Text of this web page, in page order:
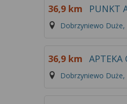
36,9 km PUNKT
Dobrzyniewo Duże,
36,9 km APTEKA
Dobrzyniewo Duże,